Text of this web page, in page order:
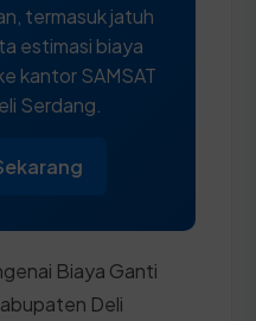
termasuk jatuh
estimasi biaya
kantor SAMSAT
Serdang.
Biaya Ganti
Deli